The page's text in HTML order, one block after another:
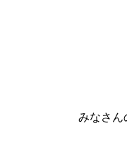
みなさん